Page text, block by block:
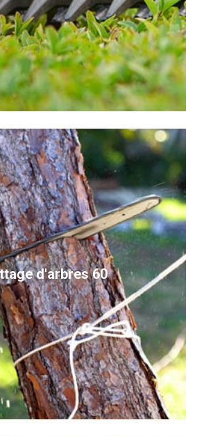
d'arbres 60